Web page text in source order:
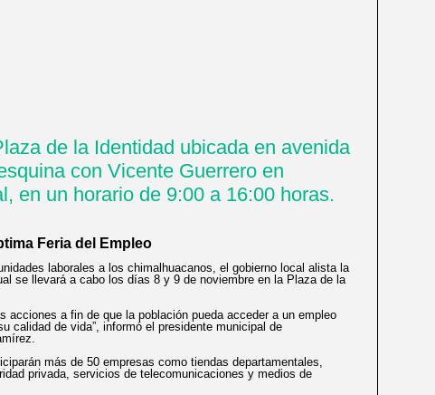
de la Identidad ubicada en avenida
con Vicente Guerrero en
en un horario de 9:00 a 16:00 horas.
Feria del Empleo
laborales a los chimalhuacanos, el gobierno local alista la
se llevará a cabo los días 8 y 9 de noviembre en la Plaza de la
acciones a fin de que la población pueda acceder a un empleo
calidad de vida”, informó el presidente municipal de
más de 50 empresas como tiendas departamentales,
privada, servicios de telecomunicaciones y medios de